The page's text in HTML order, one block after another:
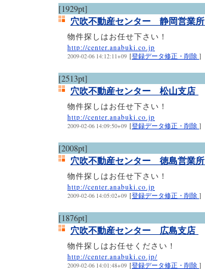
[1929pt]
穴吹不動産センター 静岡営業所
物件探しはお任せ下さい！
http://center.anabuki.co.jp
2009-02-06 14:12:11+09 [登録データ修正・削除 ]
[2513pt]
穴吹不動産センター 松山支店
物件探しはお任せ下さい！
http://center.anabuki.co.jp
2009-02-06 14:09:50+09 [登録データ修正・削除 ]
[2008pt]
穴吹不動産センター 徳島営業所
物件探しはお任せ下さい！
http://center.anabuki.co.jp
2009-02-06 14:05:02+09 [登録データ修正・削除 ]
[1876pt]
穴吹不動産センター 広島支店
物件探しはお任せください！
http://center.anabuki.co.jp/
2009-02-06 14:01:48+09 [登録データ修正・削除 ]